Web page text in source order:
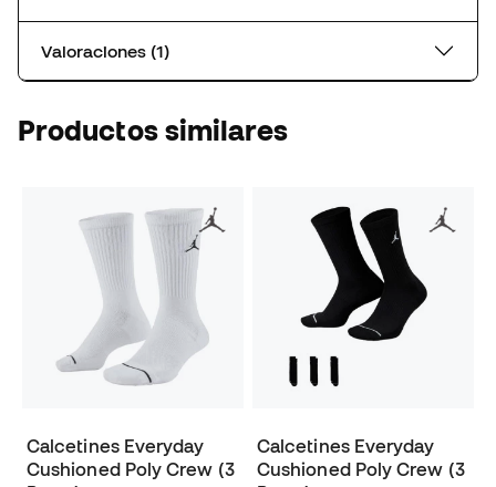
Valoraciones (1)
Productos similares
Calcetines Everyday
Cushioned Poly Crew (3
Calcetines Everyday
Cushioned Poly Crew (3